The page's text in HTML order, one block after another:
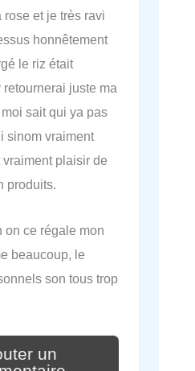
et je très ravi
honnêtement
le riz était
juste ma
sait qui ya pas
sinom vraiment
plaisir de
produits.
on ce régale mon
beaucoup, le
son tous trop
un